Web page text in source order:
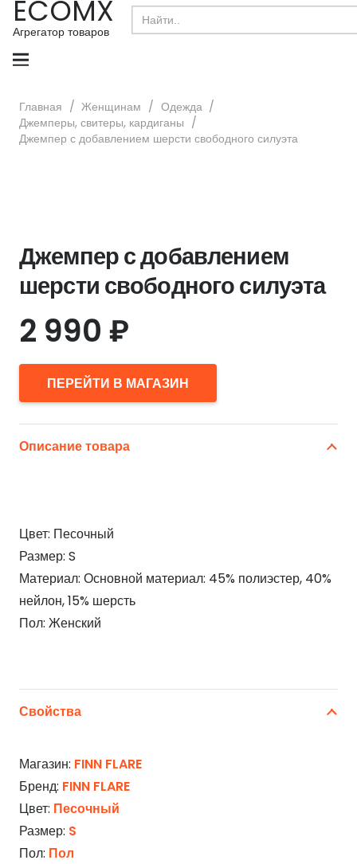
ECOMX
Агрегатор товаров
Search
for:
Главная / Женщинам / Одежда /
Джемперы, свитеры, кардиганы /
Джемпер с добавлением шерсти свободного силуэта
Джемпер с добавлением
шерсти свободного силуэта
2 990 ₽
ПЕРЕЙТИ В МАГАЗИН
Описание товара
Цвет: Песочный
Размер: S
Материал: Основной материал: 45% полиэстер, 40%
нейлон, 15% шерсть
Пол: Женский
Свойства
Магазин: FINN FLARE
Бренд: FINN FLARE
Цвет: Песочный
Размер: S
Пол: Пол